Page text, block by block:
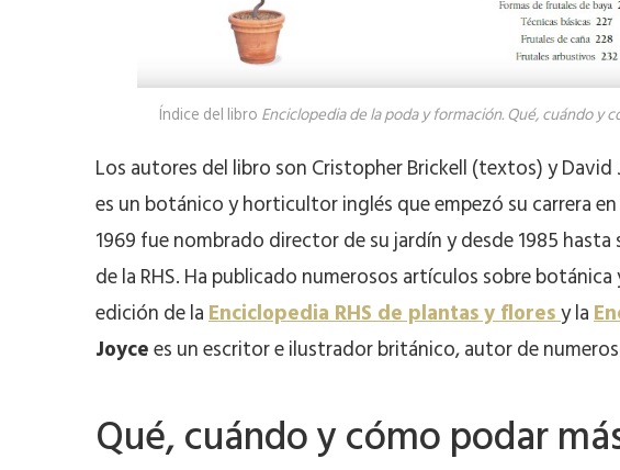
Índice del libro Enciclopedia de la poda y formación. Qué, cuándo y
Los autores del libro son Cristopher Brickell (textos) y David
es un botánico y horticultor inglés que empezó su carrera
1969 fue nombrado director de su jardín y desde 1985
de la RHS. Ha publicado numerosos artículos sobre
edición de laEnciclopedia RHS de plantas y floresy la
Joycees un escritor e ilustrador británico, autor de
Qué, cuándo y cómo podar